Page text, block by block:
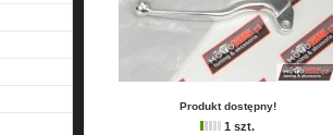
Produkt dostępny!
1 szt.